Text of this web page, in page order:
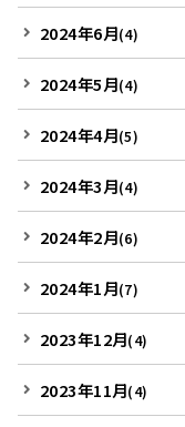
2024年6月(4)
2024年5月(4)
2024年4月(5)
2024年3月(4)
2024年2月(6)
2024年1月(7)
2023年12月(4)
2023年11月(4)